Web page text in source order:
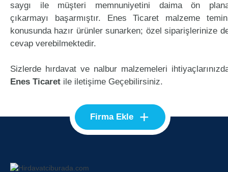
saygı ile müşteri memnuniyetini daima ön
çıkarmayı başarmıştır. Enes Ticaret malzeme
konusunda hazır ürünler sunarken; özel siparişlerinize
cevap verebilmektedir.
Sizlerde hırdavat ve nalbur malzemeleri
Enes Ticaret ile iletişime Geçebilirsiniz.
Firma Ekle +